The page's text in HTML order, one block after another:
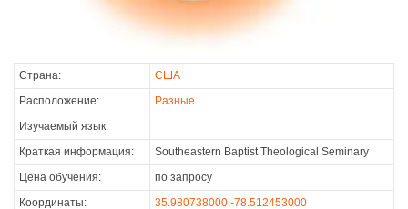
Страна:
США
Расположение:
Разные
Изучаемый язык:
Краткая информация:
Southeastern Baptist Theological Seminary
Цена обучения:
по запросу
Координаты:
35.980738000,-78.512453000